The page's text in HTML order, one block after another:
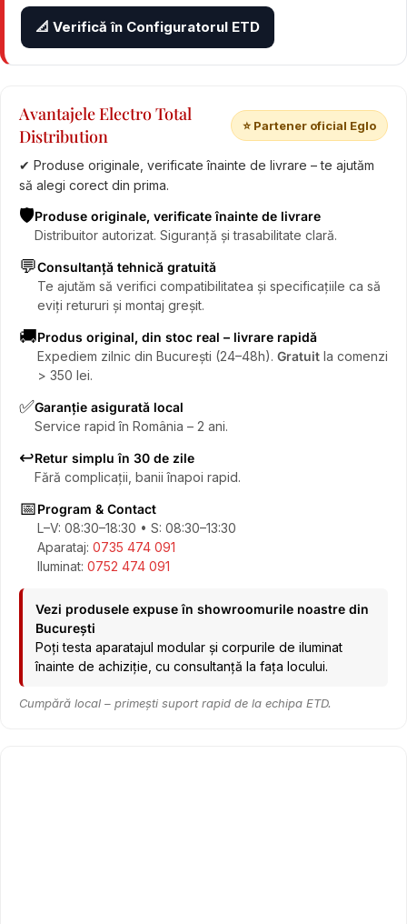
📐 Verifică în Configuratorul ETD
Avantajele Electro Total
Distribution
⭐ Partener oficial Eglo
✔ Produse originale, verificate înainte de livrare – te ajutăm
să alegi corect din prima.
🛡️Produse originale, verificate înainte de livrare
Distribuitor autorizat. Siguranță și trasabilitate clară.
💬Consultanță tehnică gratuită
Te ajutăm să verifici compatibilitatea și specificațiile ca să
eviți retururi și montaj greșit.
🚚Produs original, din stoc real – livrare rapidă
Expediem zilnic din București (24–48h). Gratuit la comenzi
> 350 lei.
✅Garanție asigurată local
Service rapid în România – 2 ani.
↩️Retur simplu în 30 de zile
Fără complicații, banii înapoi rapid.
📅Program & Contact
L–V: 08:30–18:30 • S: 08:30–13:30
Aparataj: 0735 474 091
Iluminat: 0752 474 091
Vezi produsele expuse în showroomurile noastre din
București
Poți testa aparatajul modular și corpurile de iluminat
înainte de achiziție, cu consultanță la fața locului.
Cumpără local – primești suport rapid de la echipa ETD.